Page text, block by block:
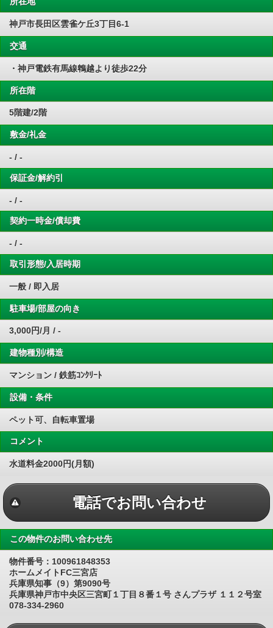
神戸市長田区雲雀ケ丘3丁目6-1
交通
・神戸電鉄有馬線鵯越より徒歩22分
所在階
5階建/2階
敷金/礼金
- / -
保証金/解約引
- / -
契約一時金/償却費
- / -
取引形態/入居時期
一般 / 即入居
駐車場/部屋の向き
3,000円/月 / -
建物種別/構造
マンション / 鉄筋ｺﾝｸﾘｰﾄ
設備・条件
ペット可、自転車置場
コメント
水道料金2000円(月額)
電話でお問い合わせ
この物件のお問い合わせ先
物件番号：100961848353
ホームメイトFC三宮店
兵庫県知事（9）第9090号
兵庫県神戸市中央区三宮町１丁目８番１号 さんプラザ １１２号室
078-334-2960